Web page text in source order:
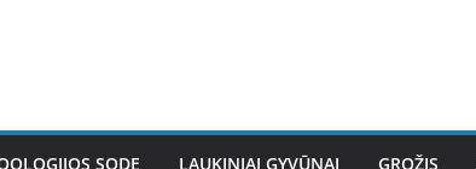
SODE LAUKINIAI GYVŪNAI GROŽIS